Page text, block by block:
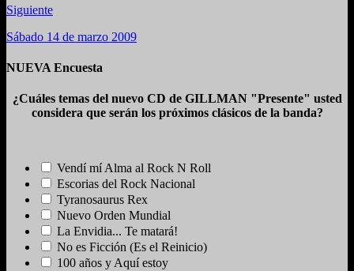
Siguiente
Sábado 14 de marzo 2009
NUEVA Encuesta
¿Cuáles temas del nuevo CD de GILLMAN "Presente" usted
considera que serán los próximos clásicos de la banda?
Vendí mí Alma al Rock N Roll
Escorias del Rock Nacional
Tyranosaurus Rex
Nuevo Orden Mundial
La Envidia... Te matará!
No es Ficción (Es el Reinicio)
100 años y Aquí estoy